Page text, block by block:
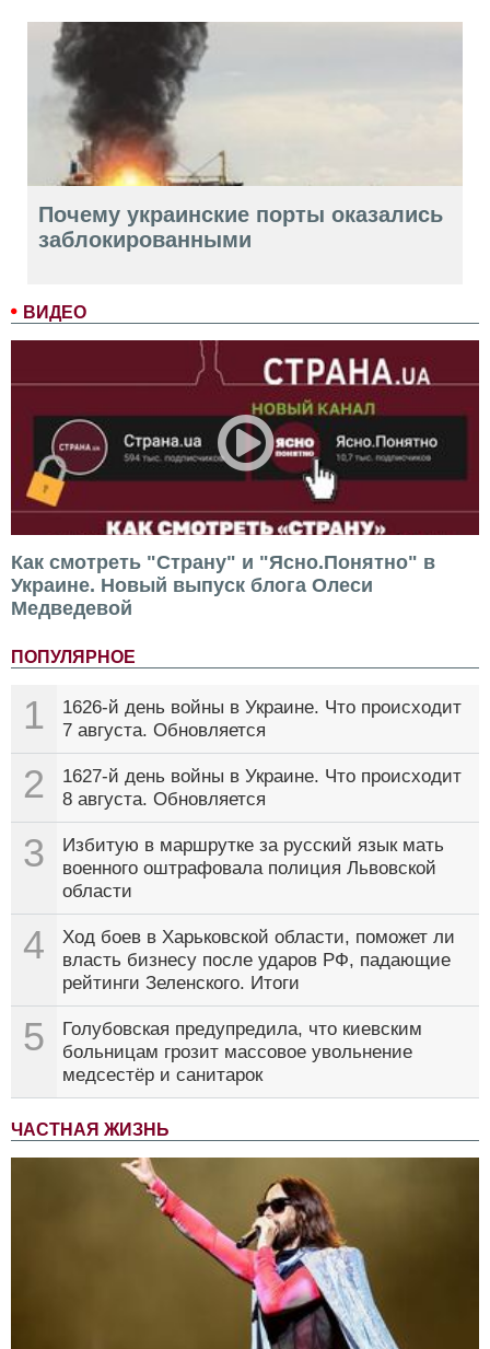
ВИДЕО
Как смотреть "Страну" и "Ясно.Понятно" в
Украине. Новый выпуск блога Олеси
Медведевой
ПОПУЛЯРНОЕ
1
1626-й день войны в Украине. Что происходит
7 августа. Обновляется
2
1627-й день войны в Украине. Что происходит
8 августа. Обновляется
3
Избитую в маршрутке за русский язык мать
военного оштрафовала полиция Львовской
области
4
Ход боев в Харьковской области, поможет ли
власть бизнесу после ударов РФ, падающие
рейтинги Зеленского. Итоги
5
Голубовская предупредила, что киевским
больницам грозит массовое увольнение
медсестёр и санитарок
ЧАСТНАЯ ЖИЗНЬ
Почему украинские порты оказались
заблокированными